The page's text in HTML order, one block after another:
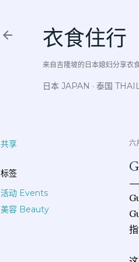
衣食住行
来自吉隆坡的日本媳妇分享
日本 JAPAN 泰国
共享
标签
活动 Events
美容 Beauty
六